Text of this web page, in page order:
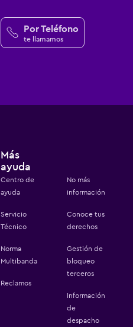
Por Teléfono
te llamamos
Más
ayuda
Centro de
ayuda
Servicio
Técnico
Norma
Multibanda
Reclamos
No más
información
Conoce tus
derechos
Gestión de
bloqueo
terceros
Información
de
despacho